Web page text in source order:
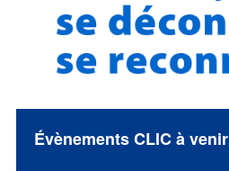
Évènements CLIC à venir